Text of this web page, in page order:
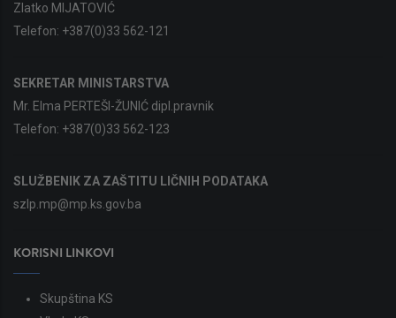
Zlatko MIJATOVIĆ
Telefon: +387(0)33 562-121
SEKRETAR MINISTARSTVA
Mr. Elma PERTEŠI-ŽUNIĆ dipl.pravnik
Telefon: +387(0)33 562-123
SLUŽBENIK ZA ZAŠTITU LIČNIH PODATAKA
szlp.mp@mp.ks.gov.ba
KORISNI LINKOVI
Skupština KS